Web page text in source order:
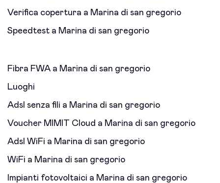
Verifica copertura a Marina di san gregorio
Speedtest a Marina di san gregorio
Fibra FWA a Marina di san gregorio
Luoghi
Adsl senza fili a Marina di san gregorio
Voucher MIMIT Cloud a Marina di san gregorio
Adsl WiFi a Marina di san gregorio
WiFi a Marina di san gregorio
Impianti fotovoltaici a Marina di san gregorio